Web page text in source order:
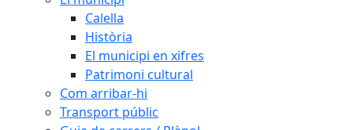
Calella
Història
El municipi en xifres
Patrimoni cultural
Com arribar-hi
Transport públic